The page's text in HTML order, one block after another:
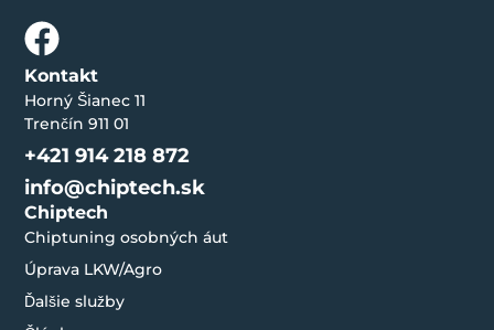
Chiptech
Chiptuning osobných áut
Úprava LKW/Agro
Ďalšie služby
Kontakt
Horný Šianec 11
Trenčín 911 01
+421 914 218 872
info@chiptech.sk